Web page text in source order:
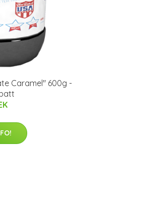
Caramel" 600g -